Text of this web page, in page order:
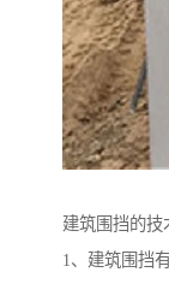
建筑围挡的
1、建筑围挡